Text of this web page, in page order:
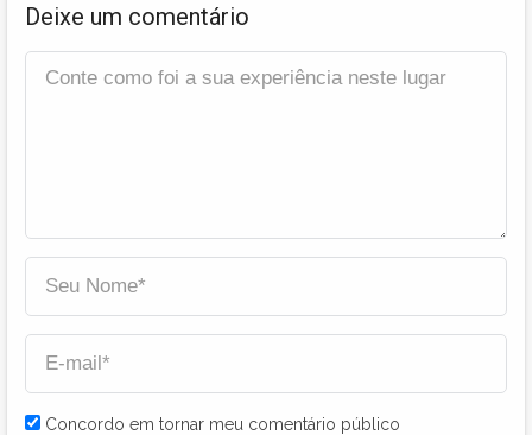
Deixe um comentário
Concordo em tornar meu comentário público